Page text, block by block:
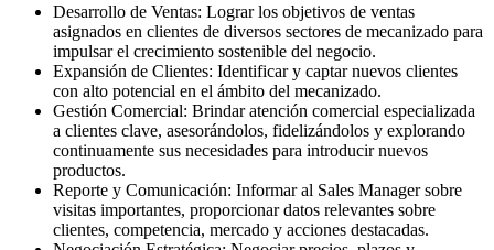
Desarrollo de Ventas: Lograr los objetivos de ventas
asignados en clientes de diversos sectores de mecanizado para
impulsar el crecimiento sostenible del negocio.
Expansión de Clientes: Identificar y captar nuevos clientes
con alto potencial en el ámbito del mecanizado.
Gestión Comercial: Brindar atención comercial especializada
a clientes clave, asesorándolos, fidelizándolos y explorando
continuamente sus necesidades para introducir nuevos
productos.
Reporte y Comunicación: Informar al Sales Manager sobre
visitas importantes, proporcionar datos relevantes sobre
clientes, competencia, mercado y acciones destacadas.